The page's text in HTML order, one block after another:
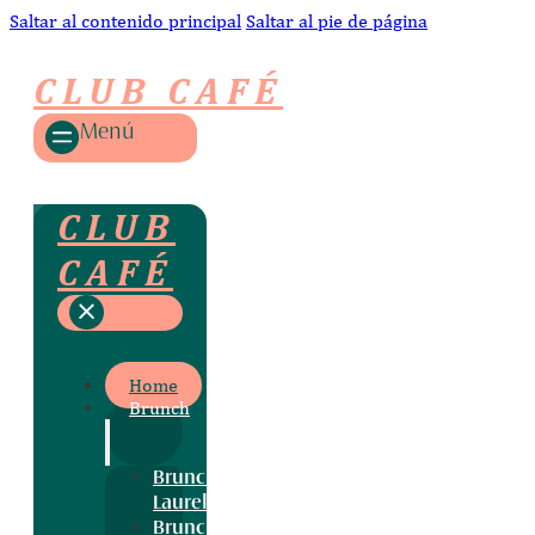
Saltar al contenido principal Saltar al pie de página
CLUB CAFÉ
Menú
CLUB
CAFÉ
Home
Brunch
Brunch
Laurel
Brunch